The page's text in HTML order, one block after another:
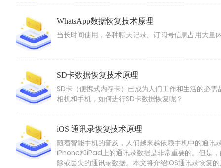
WhatsApp数据恢复技术原理
当长时间使用，各种聊天记录、订阅号信息占用大
SD卡数据恢复技术原理
SD卡（便携式内存卡）已成为人们工作和生活的必
相机和手机，如何进行SD卡数据恢复呢？
iOS 通讯录恢复技术原理
随着智能手机的普及，人们越来越依赖手机中的通
iPhone和iPad上的通讯录数据是非常重要的。但是
除或丢失的通讯录数据。本文将介绍iOS通讯录恢复